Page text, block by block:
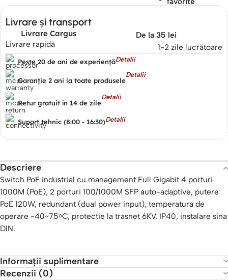
Livrare și transport
Livrare Cargus
Livrare rapidă
De la 35 lei
1-2 zile lucrătoare
Peste 20 de ani de experiențăDetalii
Garanție 2 ani la toate produsele
Detalii
Retur gratuit în 14 de zile
Detalii
Suport tehnic (8:00 - 16:30)Detalii
Descriere
Switch PoE industrial cu management Full Gigabit 4 porturi
1000M (PoE), 2 porturi 100/1000M SFP auto-adaptive, putere
PoE 120W, redundant (dual power input), temperatura de
operare -40~75oC, protectie la trasnet 6KV, IP40, instalare sina
DIN.
Informații suplimentare
Recenzii (0)